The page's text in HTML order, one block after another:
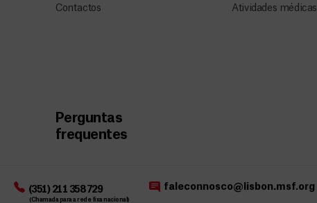
Contactos Atividades médicas
Perguntas
frequentes
(351) 211 358 729
(Chamada para a rede fixa nacional)
faleconnosco@lisbon.msf.org